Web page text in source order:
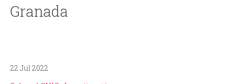
úGranada
22 Jul 2022